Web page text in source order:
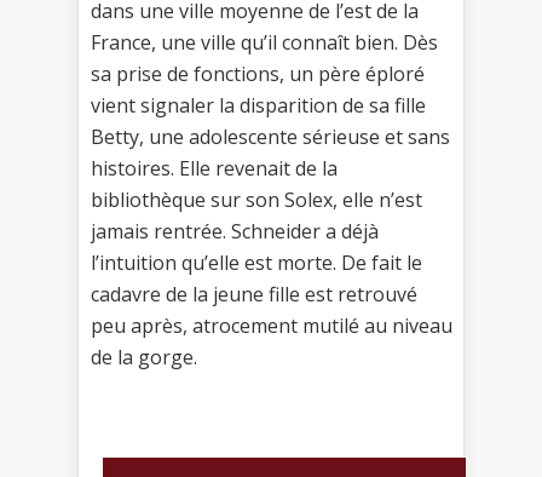
dans une ville moyenne de l’est de la
France, une ville qu’il connaît bien. Dès
sa prise de fonctions, un père éploré
vient signaler la disparition de sa fille
Betty, une adolescente sérieuse et sans
histoires. Elle revenait de la
bibliothèque sur son Solex, elle n’est
jamais rentrée. Schneider a déjà
l’intuition qu’elle est morte. De fait le
cadavre de la jeune fille est retrouvé
peu après, atrocement mutilé au niveau
de la gorge.